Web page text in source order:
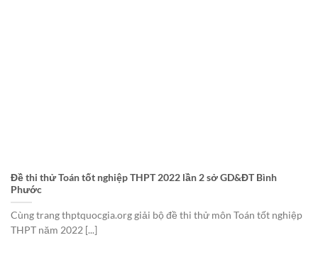
Đề thi thử Toán tốt nghiệp THPT 2022 lần 2 sở GD&ĐT Bình
Phước
Cùng trang thptquocgia.org giải bộ đề thi thử môn Toán tốt nghiệp
THPT năm 2022 [...]